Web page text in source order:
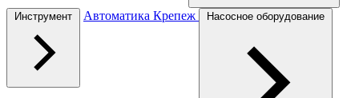
Инструмент Автоматика Крепеж Насосное оборудование